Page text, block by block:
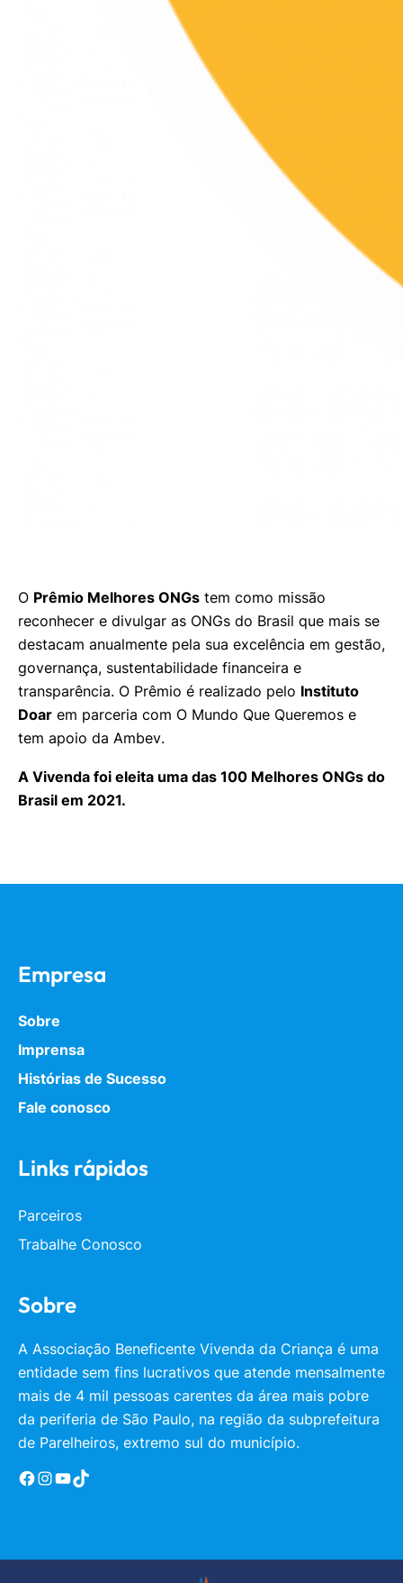
O Prêmio Melhores ONGs tem como missão
reconhecer e divulgar as ONGs do Brasil que mais se
destacam anualmente pela sua excelência em gestão,
governança, sustentabilidade financeira e
transparência. O Prêmio é realizado pelo Instituto
Doar em parceria com O Mundo Que Queremos e
tem apoio da Ambev.
A Vivenda foi eleita uma das 100 Melhores ONGs do
Brasil em 2021.
Empresa
Sobre
Imprensa
Histórias de Sucesso
Fale conosco
Links rápidos
Parceiros
Trabalhe Conosco
Sobre
A Associação Beneficente Vivenda da Criança é uma
entidade sem fins lucrativos que atende mensalmente
mais de 4 mil pessoas carentes da área mais pobre
da periferia de São Paulo, na região da subprefeitura
de Parelheiros, extremo sul do município.
Facebook
Instagram YouTube TikTok